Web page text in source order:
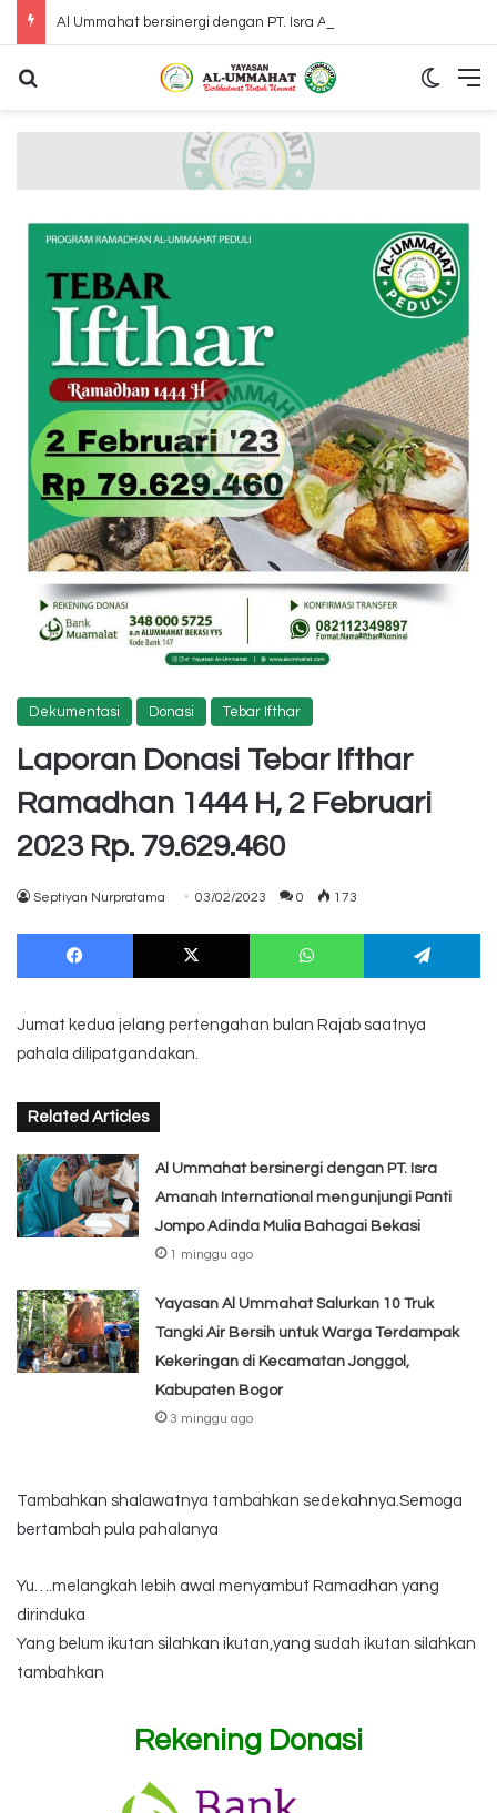
Dekumentasi Donasi Tebar Ifthar
Laporan Donasi Tebar Ifthar
Ramadhan 1444 H, 2 Februari
2023 Rp. 79.629.460
Septiyan Nurpratama 03/02/2023 0 173
Facebook X WhatsApp
Jumat kedua jelang pertengahan bulan Rajab saatnya
pahala dilipatgandakan.
Related Articles
Al Ummahat bersinergi dengan PT. Isra
Amanah International mengunjungi Panti
Jompo Adinda Mulia Bahagai Bekasi
1 minggu ago
Yayasan Al Ummahat Salurkan 10 Truk
Tangki Air Bersih untuk Warga Terdampak
Kekeringan di Kecamatan Jonggol,
Kabupaten Bogor
3 minggu ago
Tambahkan shalawatnya tambahkan sedekahnya.Semoga
bertambah pula pahalanya
Yu….melangkah lebih awal menyambut Ramadhan yang
dirinduka
Yang belum ikutan silahkan ikutan,yang sudah ikutan silahkan
tambahkan
Rekening Donasi